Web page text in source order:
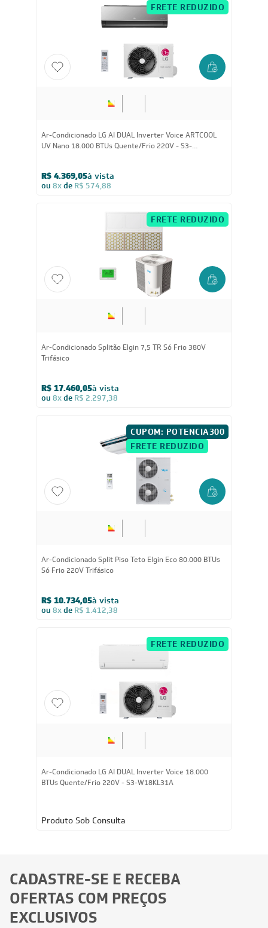
FRETE REDUZIDO
Ar-Condicionado LG AI DUAL Inverter Voice ARTCOOL
UV Nano 18.000 BTUs Quente/Frio 220V - S3-
R$ 4.369,05à vista
ou 8xde R$ 574,88
FRETE REDUZIDO
Ar-Condicionado Splitão Elgin 7,5 TR Só Frio 380V
Trifásico
R$ 17.460,05à vista
ou 8xde R$ 2.297,38
CUPOM: POTENCIA300
FRETE REDUZIDO
Ar-Condicionado Split Piso Teto Elgin Eco 80.000 BTUs
Só Frio 220V Trifásico
R$ 10.734,05à vista
ou 8xde R$ 1.412,38
FRETE REDUZIDO
Ar-Condicionado LG AI DUAL Inverter Voice 18.000
BTUs Quente/Frio 220V - S3-W18KL31A
Produto Sob Consulta
CADASTRE-SE E RECEBA
OFERTAS COM PREÇOS
EXCLUSIVOS